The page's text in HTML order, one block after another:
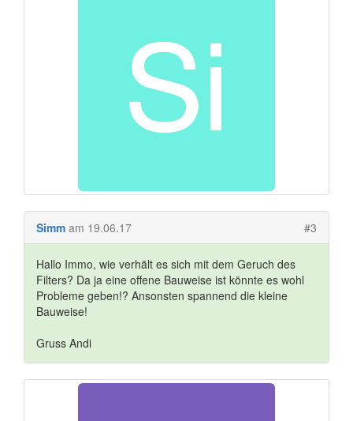
Simm am 19.06.17 #3
Hallo Immo, wie verhält es sich mit dem Geruch des
Filters? Da ja eine offene Bauweise ist könnte es wohl
Probleme geben!? Ansonsten spannend die kleine
Bauweise!
Gruss Andi